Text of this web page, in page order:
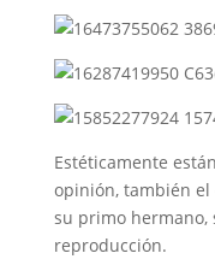
Estéticamente
opinión, también el
su primo hermano,
reproducción.